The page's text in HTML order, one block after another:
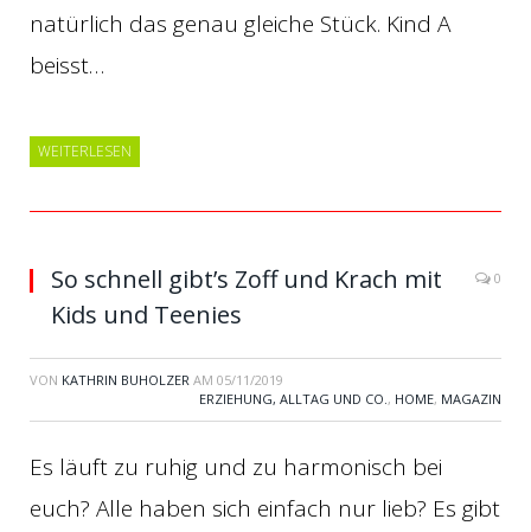
natürlich das genau gleiche Stück. Kind A
beisst…
WEITERLESEN
So schnell gibt’s Zoff und Krach mit
Kids und Teenies
0
VON KATHRIN BUHOLZER AM 05/11/2019
ERZIEHUNG, ALLTAG UND CO., HOME, MAGAZIN
Es läuft zu ruhig und zu harmonisch bei
euch? Alle haben sich einfach nur lieb? Es gibt